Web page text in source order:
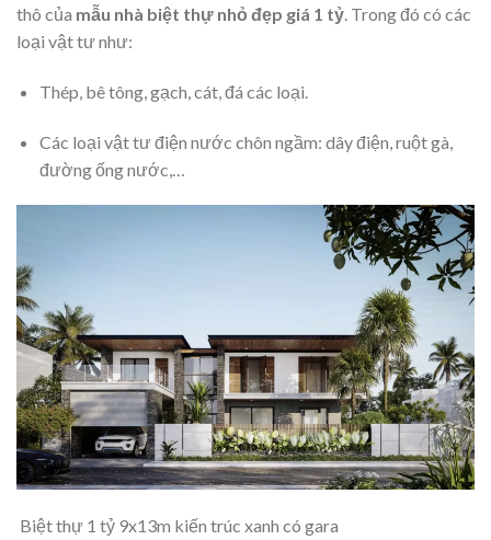
thô của mẫu nhà biệt thự nhỏ đẹp giá 1 tỷ. Trong đó có các
loại vật tư như:
Thép, bê tông, gạch, cát, đá các loại.
Các loại vật tư điện nước chôn ngầm: dây điện, ruột gà,
đường ống nước,…
Biệt thự 1 tỷ 9x13m kiến trúc xanh có gara